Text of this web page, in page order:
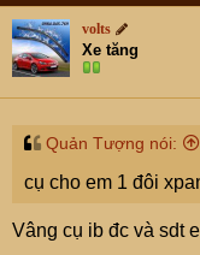
volts
Xe tăng
Quản Tượng nói:
cụ cho em 1 đôi
Vâng cụ ib đc và sdt